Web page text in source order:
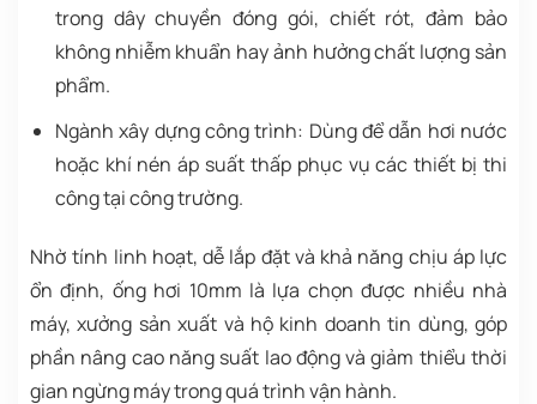
trong dây chuyền đóng gói, chiết rót, đảm bảo
không nhiễm khuẩn hay ảnh hưởng chất lượng sản
phẩm.
Ngành xây dựng công trình: Dùng để dẫn hơi nước
hoặc khí nén áp suất thấp phục vụ các thiết bị thi
công tại công trường.
Nhờ tính linh hoạt, dễ lắp đặt và khả năng chịu áp lực
ổn định, ống hơi 10mm là lựa chọn được nhiều nhà
máy, xưởng sản xuất và hộ kinh doanh tin dùng, góp
phần nâng cao năng suất lao động và giảm thiểu thời
gian ngừng máy trong quá trình vận hành.